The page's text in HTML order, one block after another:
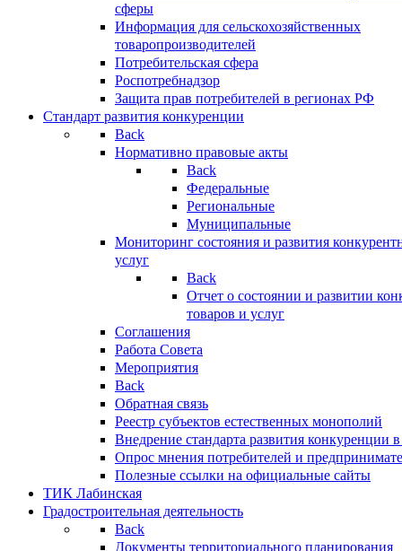
сферы
Информация для сельскохозяйственных
товаропроизводителей
Потребительская сфера
Роспотребнадзор
Защита прав потребителей в регионах РФ
Стандарт развития конкуренции
Back
Нормативно правовые акты
Back
Федеральные
Региональные
Муниципальные
Мониторинг состояния и развития
услуг
Back
Отчет о состоянии и развитии
товаров и услуг
Соглашения
Работа Совета
Мероприятия
Back
Обратная связь
Реестр субъектов естественных монополий
Внедрение стандарта развития конкуренции
Опрос мнения потребителей и
Полезные ссылки на официальные сайты
ТИК Лабинская
Градостроительная деятельность
Back
Документы территориального планирования